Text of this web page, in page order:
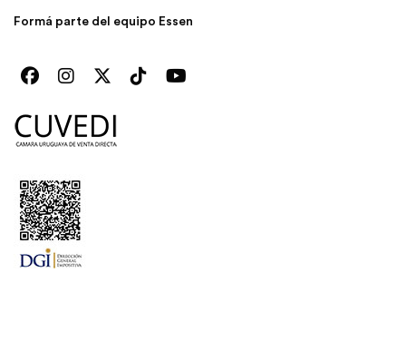
Formá parte del equipo Essen